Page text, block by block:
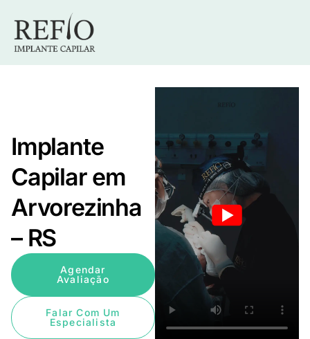
Implante
Capilar em
Arvorezinha
– RS
Agendar
Avaliação
Falar Com Um
Especialista